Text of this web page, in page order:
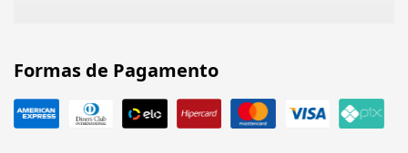
Formas de Pagamento